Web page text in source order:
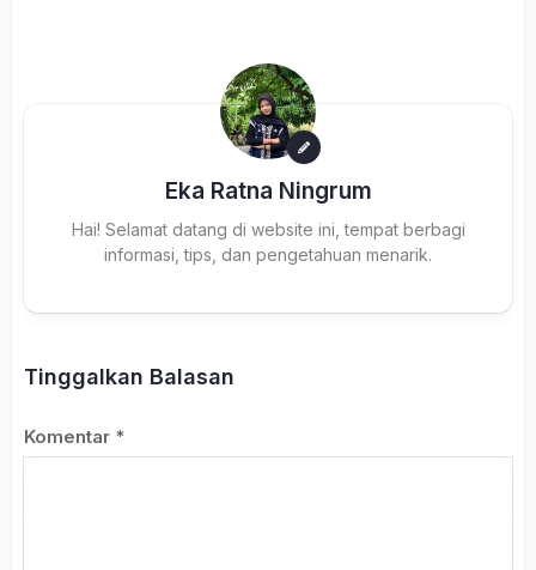
Eka Ratna Ningrum
Hai! Selamat datang di website ini, tempat berbagi
informasi, tips, dan pengetahuan menarik.
Tinggalkan Balasan
Komentar *